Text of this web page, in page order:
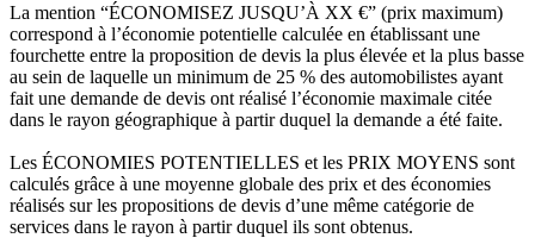
La mention “ÉCONOMISEZ JUSQU’À XX €” (prix maximum)
correspond à l’économie potentielle calculée en établissant une
fourchette entre la proposition de devis la plus élevée et la plus basse
au sein de laquelle un minimum de 25 % des automobilistes ayant
fait une demande de devis ont réalisé l’économie maximale citée
dans le rayon géographique à partir duquel la demande a été faite.
Les ÉCONOMIES POTENTIELLES et les PRIX MOYENS sont
calculés grâce à une moyenne globale des prix et des économies
réalisés sur les propositions de devis d’une même catégorie de
services dans le rayon à partir duquel ils sont obtenus.